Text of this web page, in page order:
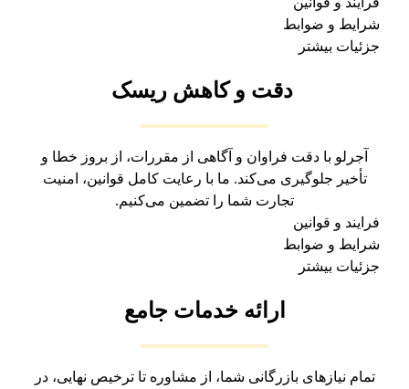
شرایط و ضوابط
جزئیات بیشتر
دقت و کاهش ریسک
آجرلو با دقت فراوان و آگاهی از مقررات، از بروز خطا و
تأخیر جلوگیری می‌کند. ما با رعایت کامل قوانین، امنیت
تجارت شما را تضمین می‌کنیم.
فرایند و قوانین
شرایط و ضوابط
جزئیات بیشتر
ارائه خدمات جامع
تمام نیازهای بازرگانی شما، از مشاوره تا ترخیص نهایی، در